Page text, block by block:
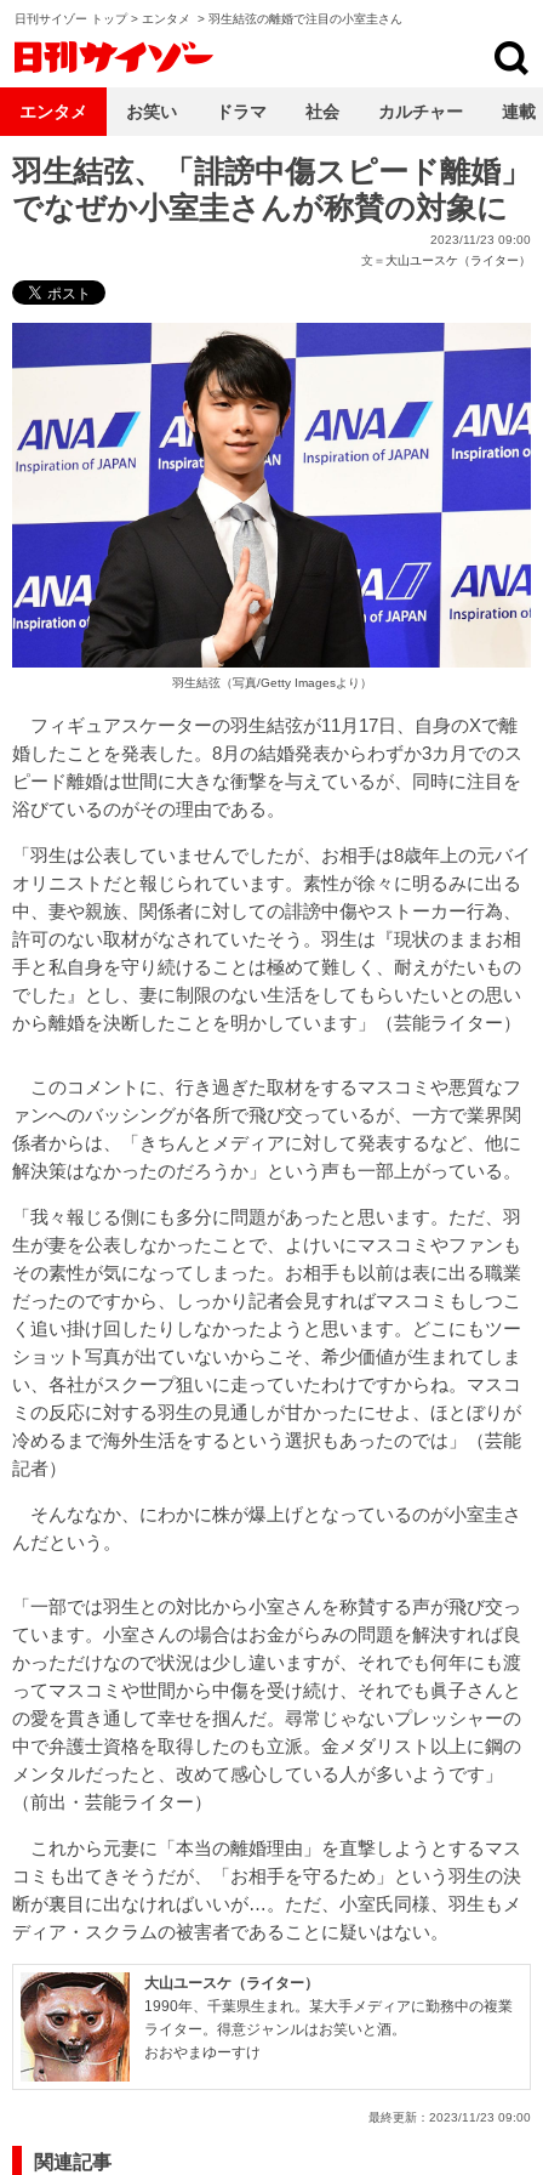
日刊サイゾー トップ> エンタメ > 羽生結弦の離婚で注目の小室圭さん
羽生結弦、「誹謗中傷スピード離婚」
でなぜか小室圭さんが称賛の対象に
2023/11/23 09:00
文＝大山ユースケ（ライター）
羽生結弦（写真/Getty Imagesより）
フィギュアスケーターの羽生結弦が11月17日、自身のXで離
婚したことを発表した。8月の結婚発表からわずか3カ月でのス
ピード離婚は世間に大きな衝撃を与えているが、同時に注目を
浴びているのがその理由である。
「羽生は公表していませんでしたが、お相手は8歳年上の元バイ
オリニストだと報じられています。素性が徐々に明るみに出る
中、妻や親族、関係者に対しての誹謗中傷やストーカー行為、
許可のない取材がなされていたそう。羽生は『現状のままお相
手と私自身を守り続けることは極めて難しく、耐えがたいもの
でした』とし、妻に制限のない生活をしてもらいたいとの思い
から離婚を決断したことを明かしています」（芸能ライター）
このコメントに、行き過ぎた取材をするマスコミや悪質なフ
ァンへのバッシングが各所で飛び交っているが、一方で業界関
係者からは、「きちんとメディアに対して発表するなど、他に
解決策はなかったのだろうか」という声も一部上がっている。
「我々報じる側にも多分に問題があったと思います。ただ、羽
生が妻を公表しなかったことで、よけいにマスコミやファンも
その素性が気になってしまった。お相手も以前は表に出る職業
だったのですから、しっかり記者会見すればマスコミもしつこ
く追い掛け回したりしなかったようと思います。どこにもツー
ショット写真が出ていないからこそ、希少価値が生まれてしま
い、各社がスクープ狙いに走っていたわけですからね。マスコ
ミの反応に対する羽生の見通しが甘かったにせよ、ほとぼりが
冷めるまで海外生活をするという選択もあったのでは」（芸能
記者）
そんななか、にわかに株が爆上げとなっているのが小室圭さ
んだという。
「一部では羽生との対比から小室さんを称賛する声が飛び交っ
ています。小室さんの場合はお金がらみの問題を解決すれば良
かっただけなので状況は少し違いますが、それでも何年にも渡
ってマスコミや世間から中傷を受け続け、それでも眞子さんと
の愛を貫き通して幸せを掴んだ。尋常じゃないプレッシャーの
中で弁護士資格を取得したのも立派。金メダリスト以上に鋼の
メンタルだったと、改めて感心している人が多いようです」
（前出・芸能ライター）
これから元妻に「本当の離婚理由」を直撃しようとするマス
コミも出てきそうだが、「お相手を守るため」という羽生の決
断が裏目に出なければいいが…。ただ、小室氏同様、羽生もメ
ディア・スクラムの被害者であることに疑いはない。
大山ユースケ（ライター）
1990年、千葉県生まれ。某大手メディアに勤務中の複業
ライター。得意ジャンルはお笑いと酒。
おおやまゆーすけ
最終更新： 2023/11/23 09:00
関連記事
エンタメ お笑い ドラマ 社会 カルチャー 連載